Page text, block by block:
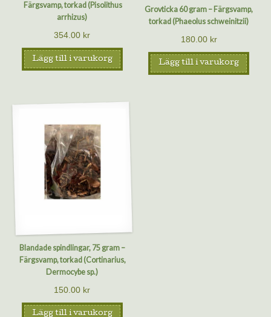
Färgsvamp, torkad (Pisolithus
arrhizus)
354.00 kr
Lägg till i varukorg
Grovticka 60 gram – Färgsvamp,
torkad (Phaeolus schweinitzii)
180.00 kr
Lägg till i varukorg
Blandade spindlingar, 75 gram –
Färgsvamp, torkad (Cortinarius,
Dermocybe sp.)
150.00 kr
Lägg till i varukorg